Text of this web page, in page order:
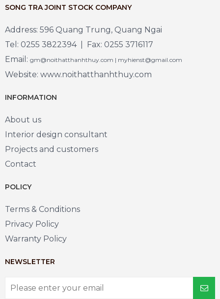
SONG TRA JOINT STOCK COMPANY
Address: 596 Quang Trung, Quang Ngai
Tel: 0255 3822394 | Fax: 0255 3716117
Email: gm@noithatthanhthuy.com | myhienst@gmail.com
Website: www.noithatthanhthuy.com
INFORMATION
About us
Interior design consultant
Projects and customers
Contact
POLICY
Terms & Conditions
Privacy Policy
Warranty Policy
NEWSLETTER